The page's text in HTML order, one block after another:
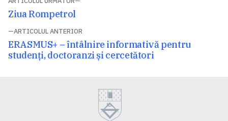
Navigare
în
articole
ARTICOLUL ANTERIOR
Articolul
anterior:
ERASMUS+ – întâlnire informativă pentru
studenți, doctoranzi și cercetători
Articolul
Ziua Rompetrol